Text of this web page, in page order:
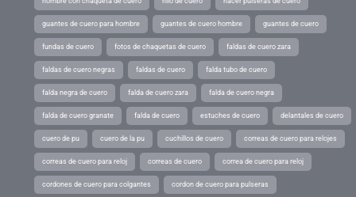
guantes de cuero para hombre guantes de cuero hombre guantes de cuero
fundas de cuero fotos de chaquetas de cuero faldas de cuero zara
faldas de cuero negras faldas de cuero falda tubo de cuero
falda negra de cuero falda de cuero zara falda de cuero negra
falda de cuero granate falda de cuero estuches de cuero delantales de cuero
cuero de pu cuero de la pu cuchillos de cuero correas de cuero para relojes
correas de cuero para reloj correas de cuero correa de cuero para reloj
cordones de cuero para colgantes cordon de cuero para pulseras